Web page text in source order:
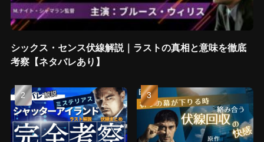
シックス・センス伏線解説｜ラストの真相と意味を徹底
考察【ネタバレあり】